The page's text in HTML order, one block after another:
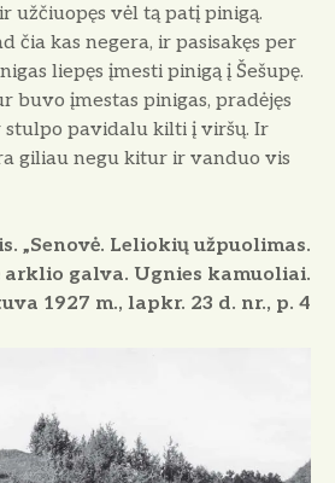
užčiuopęs vėl tą patį pinigą.
čia kas negera, ir pasisakęs per
liepęs įmesti pinigą į Šešupę.
buvo įmestas pinigas, pradėjęs
pavidalu kilti į viršų. Ir
giliau negu kitur ir vanduo vis
„Senovė. Leliokių užpuolimas.
arklio galva. Ugnies kamuoliai.
1927 m., lapkr. 23 d. nr., p. 4